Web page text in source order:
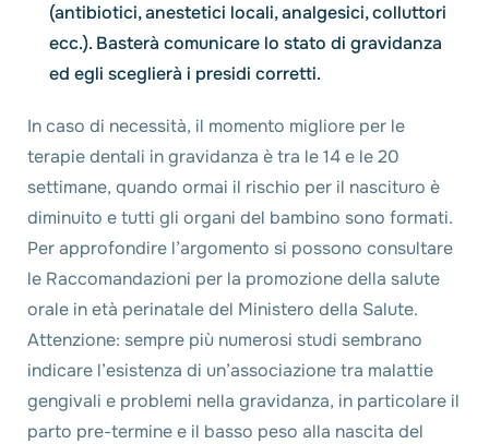
(antibiotici, anestetici locali, analgesici, colluttori
ecc.). Basterà comunicare lo stato di gravidanza
ed egli sceglierà i presidi corretti.
In caso di necessità, il momento migliore per le
terapie dentali in gravidanza è tra le 14 e le 20
settimane, quando ormai il rischio per il nascituro è
diminuito e tutti gli organi del bambino sono formati.
Per approfondire l’argomento si possono consultare
le Raccomandazioni per la promozione della salute
orale in età perinatale del Ministero della Salute.
Attenzione: sempre più numerosi studi sembrano
indicare l’esistenza di un’associazione tra malattie
gengivali e problemi nella gravidanza, in particolare il
parto pre-termine e il basso peso alla nascita del